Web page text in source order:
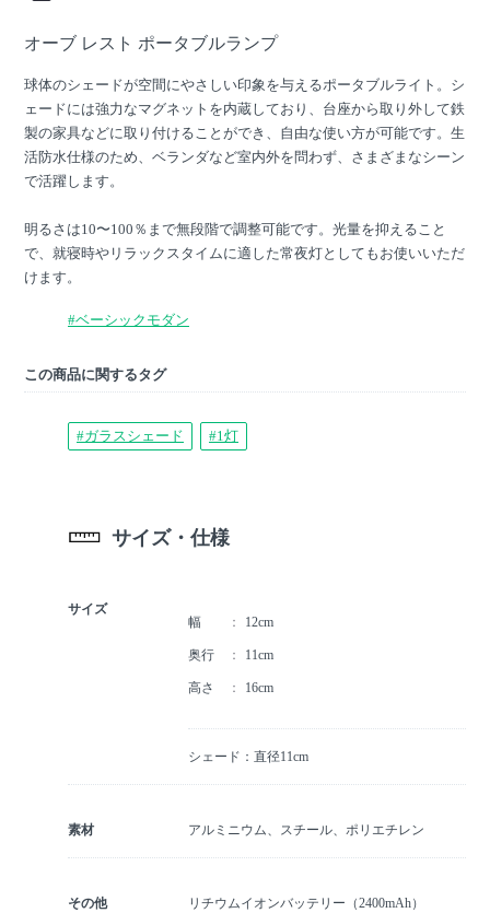
オーブ レスト ポータブルランプ
球体のシェードが空間にやさしい印象を与えるポータブルライト。シ
ェードには強力なマグネットを内蔵しており、台座から取り外して鉄
製の家具などに取り付けることができ、自由な使い方が可能です。生
活防水仕様のため、ベランダなど室内外を問わず、さまざまなシーン
で活躍します。
明るさは10〜100％まで無段階で調整可能です。光量を抑えること
で、就寝時やリラックスタイムに適した常夜灯としてもお使いいただ
けます。
#ベーシックモダン
この商品に関するタグ
#ガラスシェード #1灯
サイズ・仕様
サイズ
幅
12cm
奥行 11cm
高さ 16cm
シェード：直径11cm
素材 アルミニウム、スチール、ポリエチレン
その他
リチウムイオンバッテリー（2400mAh）